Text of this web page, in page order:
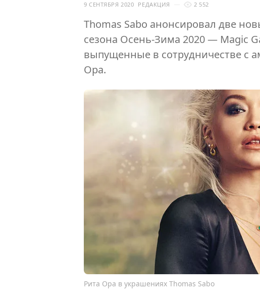
9 СЕНТЯБРЯ 2020 РЕДАКЦИЯ 2 552
Thomas Sabo анонсировал две
сезона Осень-Зима 2020 — Magic
выпущенные в сотрудничестве с
Ора.
Рита Ора в украшениях Thomas Sabo